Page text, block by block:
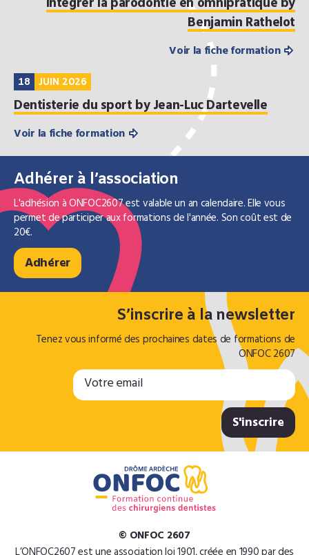
Benjamin Rathelot
Voir la fiche formation
18 JUIN 2026
Dentisterie du sport by Jean-Luc Dartevelle
Voir la fiche formation
Adhérer à l’association
L'adhésion à ONFOC2607 est valable un an calendaire. Elle vous
permet de participer aux formations de l'année. Son coût est de
20€.
Adhérer
S’inscrire à la newsletter
Tenez vous informé des prochaines dates de formations de
ONFOC 2607
© ONFOC 2607